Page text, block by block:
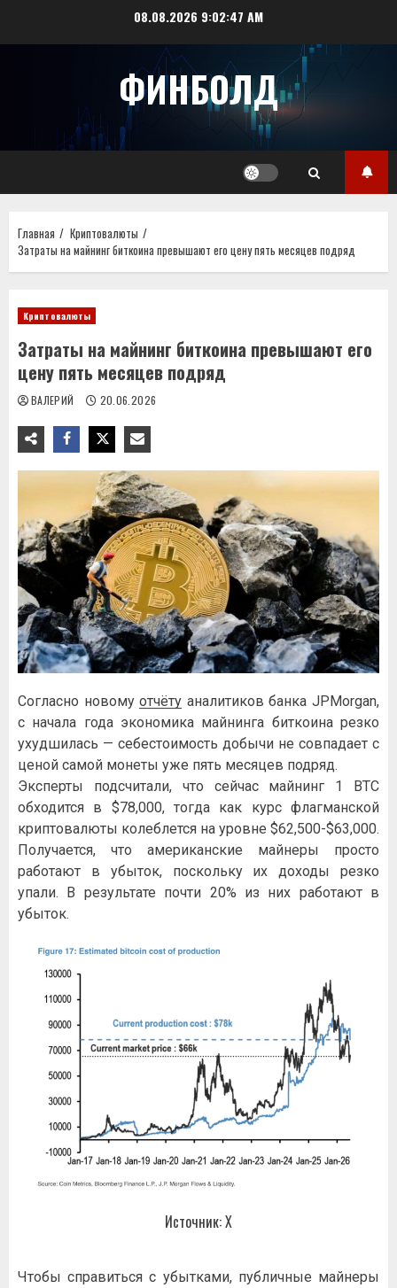
08.08.2026 9:02:48 AM
ФИНБОЛД
Главная
Криптовалюты
Затраты на майнинг биткоина превышают его цену пять месяцев подряд
Криптовалюты
Затраты на майнинг биткоина превышают его
цену пять месяцев подряд
ВАЛЕРИЙ 20.06.2026
Согласно новомуотчёту аналитиков банка JPMorgan,
с начала года экономика майнинга биткоина резко
ухудшилась — себестоимость добычи не совпадает с
ценой самой монеты уже пять месяцев подряд.
Эксперты подсчитали, что сейчас майнинг 1 BTC
обходится в $78,000, тогда как курс флагманской
криптовалюты колеблется на уровне $62,500-$63,000.
Получается, что американские майнеры просто
работают в убыток, поскольку их доходы резко
упали. В результате почти 20% из них работают в
убыток.
Источник: Х
Чтобы справиться с убытками, публичные майнеры